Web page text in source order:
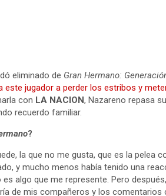
eliminado de Gran Hermano:
este jugador a perder los estribos y
con LA NACION, Nazareno repasa
recuerdo familiar.
?
la que no me gusta, que es la pelea
y mucho menos había tenido una
algo que me represente. Pero
de mis compañeros y los comentarios